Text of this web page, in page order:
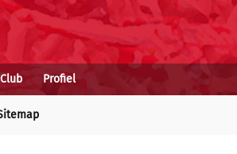
Club Profiel